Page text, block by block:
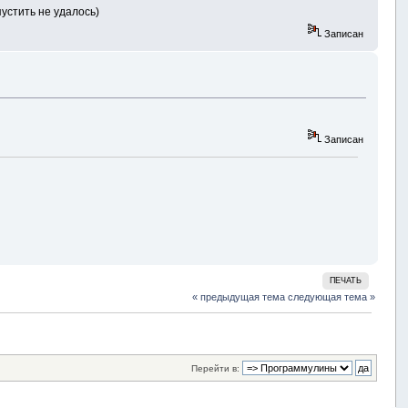
не удалось)
Записан
Записан
ПЕЧАТЬ
« предыдущая тема следующая тема »
Перейти в: